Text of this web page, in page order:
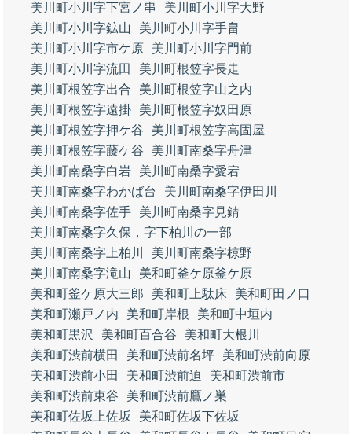
美川町小川字下宮ノ串
美川町小川字大野
美川町小川字鉱山
美川町小川字手畠
美川町小川字市ケ原
美川町小川字門前
美川町小川字流田
美川町根笠字長走
美川町根笠字出合
美川町根笠字山之内
美川町根笠字遠掛
美川町根笠字奴田原
美川町根笠字押ケ谷
美川町根笠字高固屋
美川町根笠字藤ケ谷
美川町南桑字舟津
美川町南桑字白岩
美川町南桑字愛宕
美川町南桑字わかば台
美川町南桑字伊田川
美川町南桑字佐手
美川町南桑字見錆
美川町南桑字久保，字下柏川の一部
美川町南桑字上柏川
美川町南桑字椋野
美川町南桑字滝山
美和町釜ケ原釜ケ原
美和町釜ケ原大三郎
美和町上駄床
美和町田ノ口
美和町瀬戸ノ内
美和町岸根
美和町中垣内
美和町黒沢
美和町百合谷
美和町大根川
美和町渋前横田
美和町渋前名坪
美和町渋前向原
美和町渋前小田
美和町渋前迫
美和町渋前市
美和町渋前東谷
美和町渋前鷹ノ巣
美和町佐坂上佐坂
美和町佐坂下佐坂